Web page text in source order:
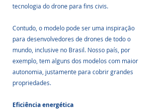
tecnologia do drone para fins civis.
Contudo, o modelo pode ser uma inspiração
para desenvolvedores de drones de todo o
mundo, inclusive no Brasil. Nosso país, por
exemplo, tem alguns dos modelos com maior
autonomia, justamente para cobrir grandes
propriedades.
Eficiência energética